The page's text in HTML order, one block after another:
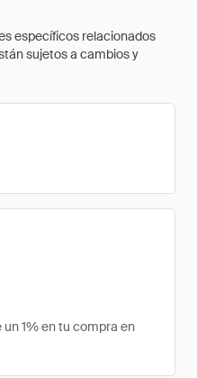
específicos relacionados
sujetos a cambios y
1% en tu compra en